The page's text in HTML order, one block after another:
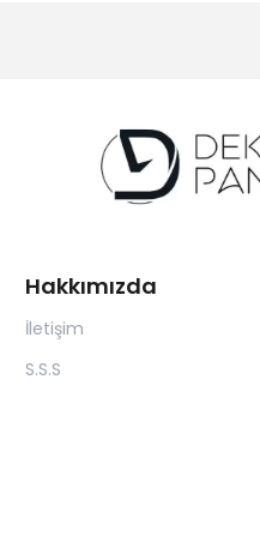
Hakkımızda
İletişim
S.S.S